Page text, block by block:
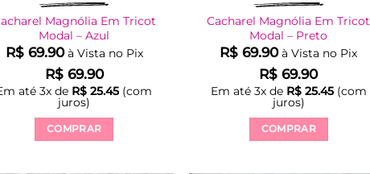
Magnólia Em Tricot
Modal – Azul
R$69.90 à Vista no Pix
R$69.90
até3x de R$ 25.45 (com
juros)
COMPRAR
Cacharel Magnólia Em Tricot
Modal – Preto
R$ 69.90 à Vista no Pix
R$ 69.90
Em até 3x de R$25.45(com
juros)
COMPRAR